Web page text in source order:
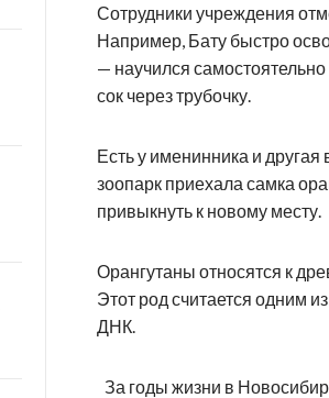
Сотрудники учреждения
Например, Бату быстро
— научился
сок через трубочку.
Есть у именинника и
зоопарк приехала самка
привыкнуть к новому месту.
Орангутаны относятся к
Этот род считается одним
ДНК.
За годы жизни в